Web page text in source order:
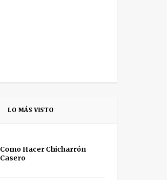
LO MÁS VISTO
Como Hacer Chicharrón
Casero